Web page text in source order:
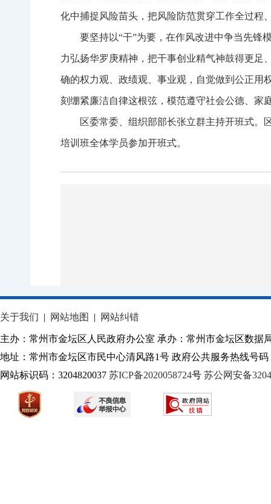
化中捕捉风险苗头，把风险防范贯穿工作全过程
要坚持以“干”为要，在作风改进中争当先锋
力弘扬华罗庚精神，把干事创业精气神鼓得更足
确的权力观、政绩观、事业观，自觉做到公正用
刻绷紧廉洁自律这根弦，模范遵守社会公德、家
区委常委、组织部部长张立群主持开班式。
培训班全体学员参加开班式。
关于我们 | 网站地图 | 网站纠错
主办：常州市金坛区人民政府办公室 承办：常州市金坛区数据
地址：常州市金坛区市民中心清风路1号 政府公共服务热线号码
网站标识码：3204820037 苏ICP备2020058724号 苏公网安备